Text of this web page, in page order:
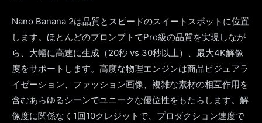
Nano Banana 2は品質とスピードのスイートスポットに位置
します。ほとんどのプロンプトでPro級の品質を実現しなが
ら、大幅に高速に生成（20秒 vs 30秒以上）、最大4K解像
度をサポートします。高度な物理エンジンは商品ビジュアラ
イゼーション、ファッション画像、複雑な素材の相互作用を
含むあらゆるシーンでユニークな優位性をもたらします。解
像度に関係なく1回10クレジットで、プロダクション速度で